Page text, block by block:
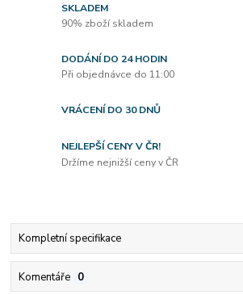
SKLADEM
90% zboží skladem
DODÁNÍ DO 24 HODIN
Při objednávce do 11:00
VRÁCENÍ DO 30 DNŮ
NEJLEPŠÍ CENY V ČR!
Držíme nejnižší ceny v ČR
Kompletní specifikace
Komentáře 0